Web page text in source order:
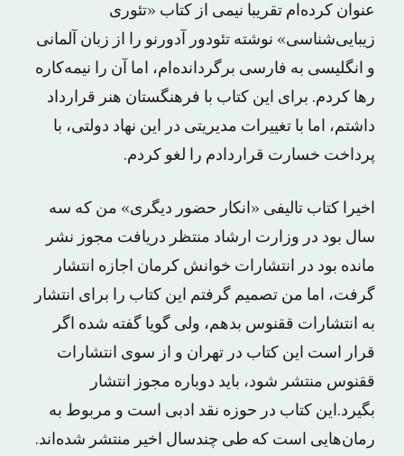
عنوان کرده‌ام تقریبا نیمی از کتاب «تئوری
زیبایی‌شناسی» نوشته تئودور آدورنو را از زبان آلمانی
و انگلیسی به فارسی برگردانده‌ام، اما آن را نیمه‌کاره
رها کردم. برای این کتاب با فرهنگستان هنر قرارداد
داشتم، اما با تغییرات مدیریتی در این نهاد دولتی، با
پرداخت خسارت قراردادم را لغو کردم.
اخیرا کتاب تالیفی «انکار حضور دیگری» من که سه
سال بود در وزارت ارشاد منتظر دریافت مجوز نشر
مانده بود در انتشارات خوانش کرمان اجازه انتشار
گرفت، اما من تصمیم گرفتم این کتاب را برای انتشار
به انتشارات ققنوس بدهم، ولی گویا گفته شده اگر
قرار است این کتاب در تهران و از سوی انتشارات
ققنوس منتشر شود، باید دوباره مجوز انتشار
بگیرد.این کتاب در حوزه نقد ادبی است و مربوط به
رمان‌هایی است که طی چندسال اخیر منتشر شده‌اند.